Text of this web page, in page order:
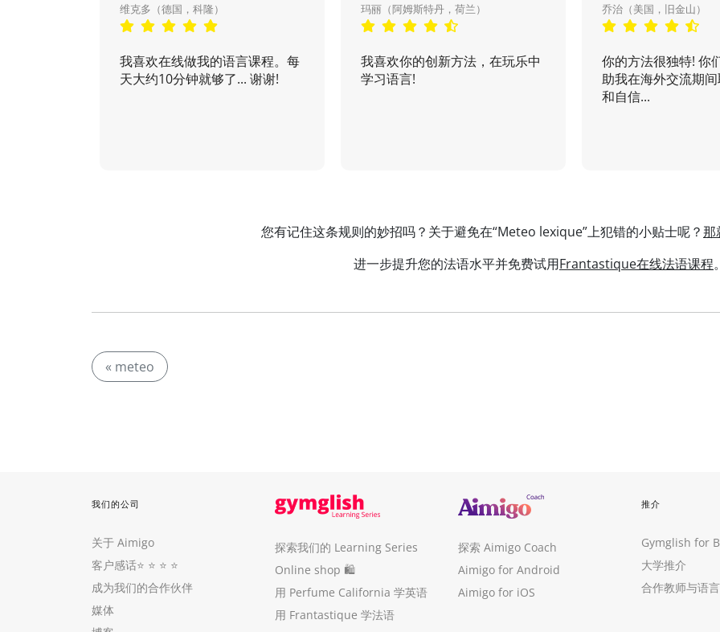
维克多（德国，科隆）
我喜欢在线做我的语言课程。每
天大约10分钟就够了... 谢谢!
玛丽（阿姆斯特丹，荷兰）
我喜欢你的创新方法，在玩乐中
学习语言!
乔治（美国，旧金山）
你的方法很独特! 你
助我在海外交流期
和自信...
您有记住这条规则的妙招吗？关于避免在“Meteo lexique”上犯错的小贴士呢？那
进一步提升您的法语水平并免费试用Frantastique在线法语课程
« meteo
我们的公司
关于 Aimigo
客户感话⭐️ ⭐️ ⭐️ ⭐️
成为我们的合作伙伴
媒体
探索我们的 Learning Series
Online shop 🛍
用 Perfume California 学英语
用 Frantastique 学法语
探索 Aimigo Coach
Aimigo for Android
Aimigo for iOS
推介
Gymglish for
大学推介
合作教师与语